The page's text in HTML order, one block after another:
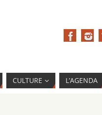
CULTURE L’AGENDA